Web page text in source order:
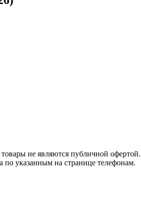
не являются публичной офертой.
указанным на странице телефонам.